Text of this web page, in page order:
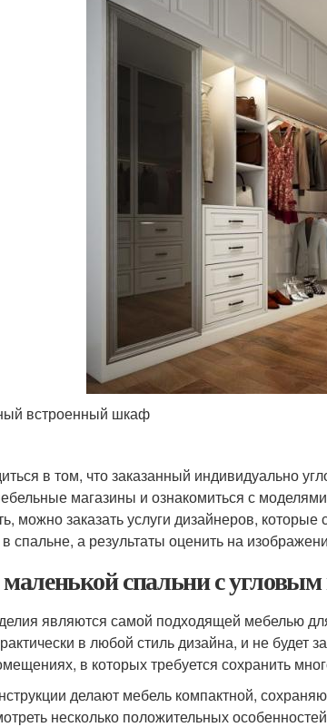
встроенный шкаф
в том, что заказанный индивидуально
магазины и ознакомиться с
можно заказать услуги дизайнеров,
в спальне, а результаты оценить на
спальни с
являются самой подходящей мебелью
в любой стиль дизайна, и не будет
в которых требуется сохранить
делают мебель компактной,
несколько положительных